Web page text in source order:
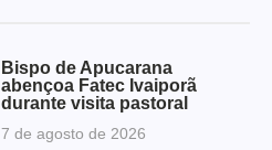
Bispo de Apucarana
abençoa Fatec Ivaiporã
durante visita pastoral
7 de agosto de 2026